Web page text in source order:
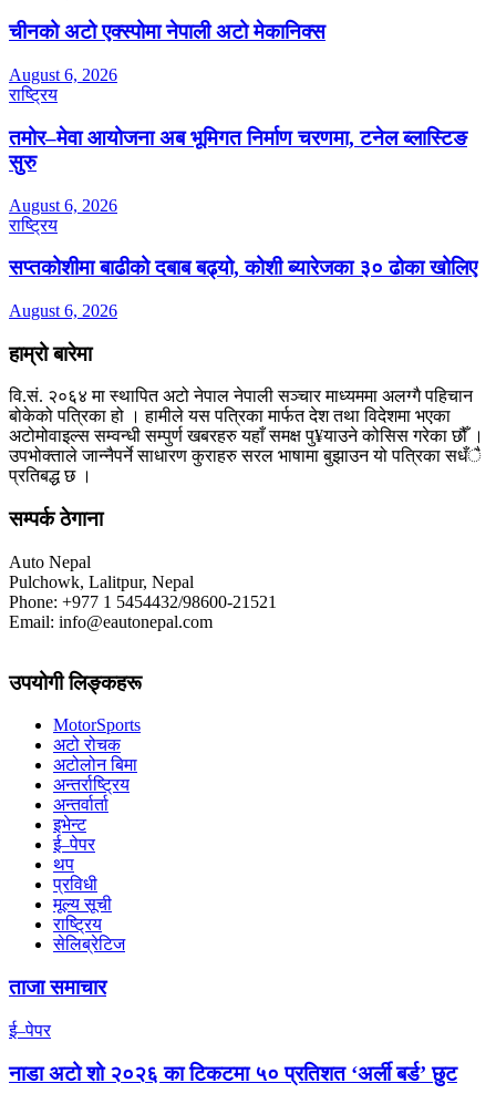
चीनको अटो एक्स्पोमा नेपाली अटो मेकानिक्स
August 6, 2026
राष्ट्रिय
तमोर–मेवा आयोजना अब भूमिगत निर्माण चरणमा, टनेल ब्लास्टिङ
सुरु
August 6, 2026
राष्ट्रिय
सप्तकोशीमा बाढीको दबाब बढ्यो, कोशी ब्यारेजका ३० ढोका खोलिए
August 6, 2026
हाम्रो बारेमा
वि.सं. २०६४ मा स्थापित अटो नेपाल नेपाली सञ्चार माध्यममा अलग्गै पहिचान
बोकेको पत्रिका हो । हामीले यस पत्रिका मार्फत देश तथा विदेशमा भएका
अटोमोवाइल्स सम्वन्धी सम्पुर्ण खबरहरु यहाँ समक्ष पु¥याउने कोसिस गरेका छौँ ।
उपभोक्ताले जान्नैपर्ने साधारण कुराहरु सरल भाषामा बुझाउन यो पत्रिका सधँै
प्रतिबद्ध छ ।
सम्पर्क ठेगाना
Auto Nepal
Pulchowk, Lalitpur, Nepal
Phone: +977 1 5454432/98600-21521
Email: info@eautonepal.com
उपयोगी लिङ्कहरू
MotorSports
अटो रोचक
अटोलोन बिमा
अन्तर्राष्ट्रिय
अन्तर्वार्ता
इभेन्ट
ई–पेपर
थप
प्रविधी
मूल्य सूची
राष्ट्रिय
सेलिब्रेटिज
ताजा समाचार
ई–पेपर
नाडा अटो शो २०२६ का टिकटमा ५० प्रतिशत ‘अर्ली बर्ड’ छुट